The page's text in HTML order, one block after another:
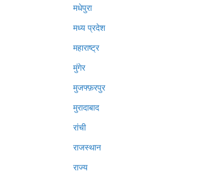
मधेपुरा
मध्य प्रदेश
महाराष्ट्र
मुंगेर
मुजफ्फ़रपुर
मुरादाबाद
रांची
राजस्थान
राज्य